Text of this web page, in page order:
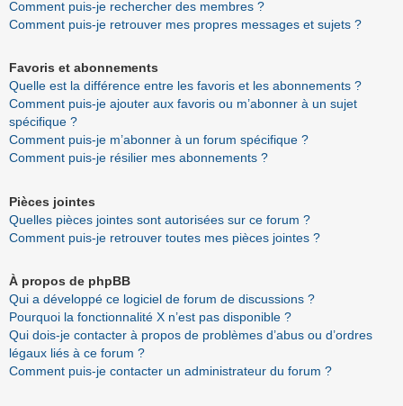
Comment puis-je rechercher des membres ?
Comment puis-je retrouver mes propres messages et sujets ?
Favoris et abonnements
Quelle est la différence entre les favoris et les abonnements ?
Comment puis-je ajouter aux favoris ou m’abonner à un sujet
spécifique ?
Comment puis-je m’abonner à un forum spécifique ?
Comment puis-je résilier mes abonnements ?
Pièces jointes
Quelles pièces jointes sont autorisées sur ce forum ?
Comment puis-je retrouver toutes mes pièces jointes ?
À propos de phpBB
Qui a développé ce logiciel de forum de discussions ?
Pourquoi la fonctionnalité X n’est pas disponible ?
Qui dois-je contacter à propos de problèmes d’abus ou d’ordres
légaux liés à ce forum ?
Comment puis-je contacter un administrateur du forum ?